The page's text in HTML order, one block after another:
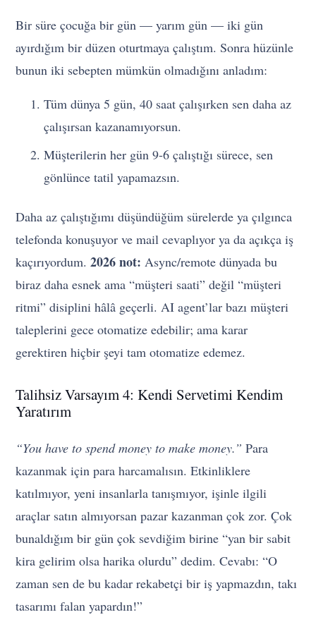
Bir süre çocuğa bir gün — yarım gün — iki gün
ayırdığım bir düzen oturtmaya çalıştım. Sonra hüzünle
bunun iki sebepten mümkün olmadığını anladım:
Tüm dünya 5 gün, 40 saat çalışırken sen daha az
çalışırsan kazanamıyorsun.
Müşterilerin her gün 9-6 çalıştığı sürece, sen
gönlünce tatil yapamazsın.
Daha az çalıştığımı düşündüğüm sürelerde ya çılgınca
telefonda konuşuyor ve mail cevaplıyor ya da açıkça iş
kaçırıyordum.2026 not: Async/remote dünyada bu
biraz daha esnek ama “müşteri saati” değil “müşteri
ritmi” disiplini hâlâ geçerli. AI agent’lar bazı müşteri
taleplerini gece otomatize edebilir; ama karar
gerektiren hiçbir şeyi tam otomatize edemez.
Talihsiz Varsayım 4: Kendi Servetimi Kendim
Yaratırım
“You have to spend money to make money.” Para
kazanmak için para harcamalısın. Etkinliklere
katılmıyor, yeni insanlarla tanışmıyor, işinle ilgili
araçlar satın almıyorsan pazar kazanman çok zor. Çok
bunaldığım bir gün çok sevdiğim birine “yan bir sabit
kira gelirim olsa harika olurdu” dedim. Cevabı: “O
zaman sen de bu kadar rekabetçi bir iş yapmazdın, takı
tasarımı falan yapardın!”